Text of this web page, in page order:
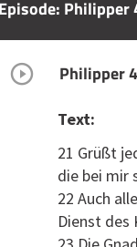
Philipper
Philipper
Text:
21 Grüßt
die bei mir
22 Auch
Dienst des